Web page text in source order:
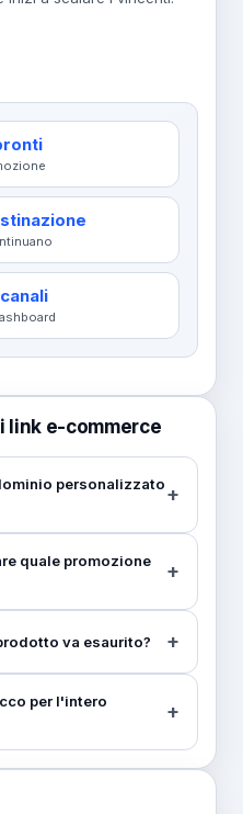
link e-commerce
personalizzato
quale promozione
va esaurito?
per l'intero